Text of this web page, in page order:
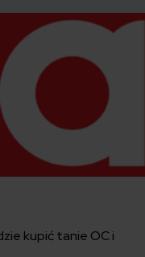
kupić tanie OC i